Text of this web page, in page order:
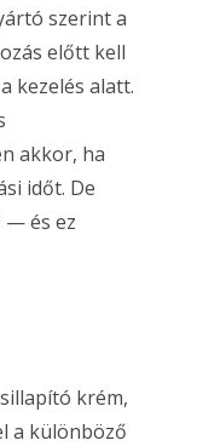
szerint a
előtt kell
kezelés alatt.
akkor, ha
időt. De
— és ez
krém,
a különböző